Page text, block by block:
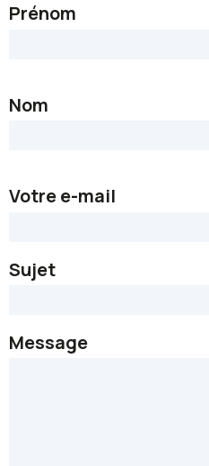
Prénom
Nom
Votre e-mail
Sujet
Message